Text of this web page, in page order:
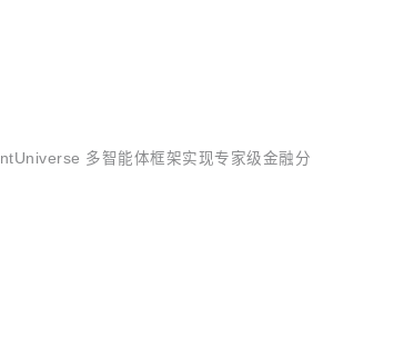
多智能体框架实现专家级金融分